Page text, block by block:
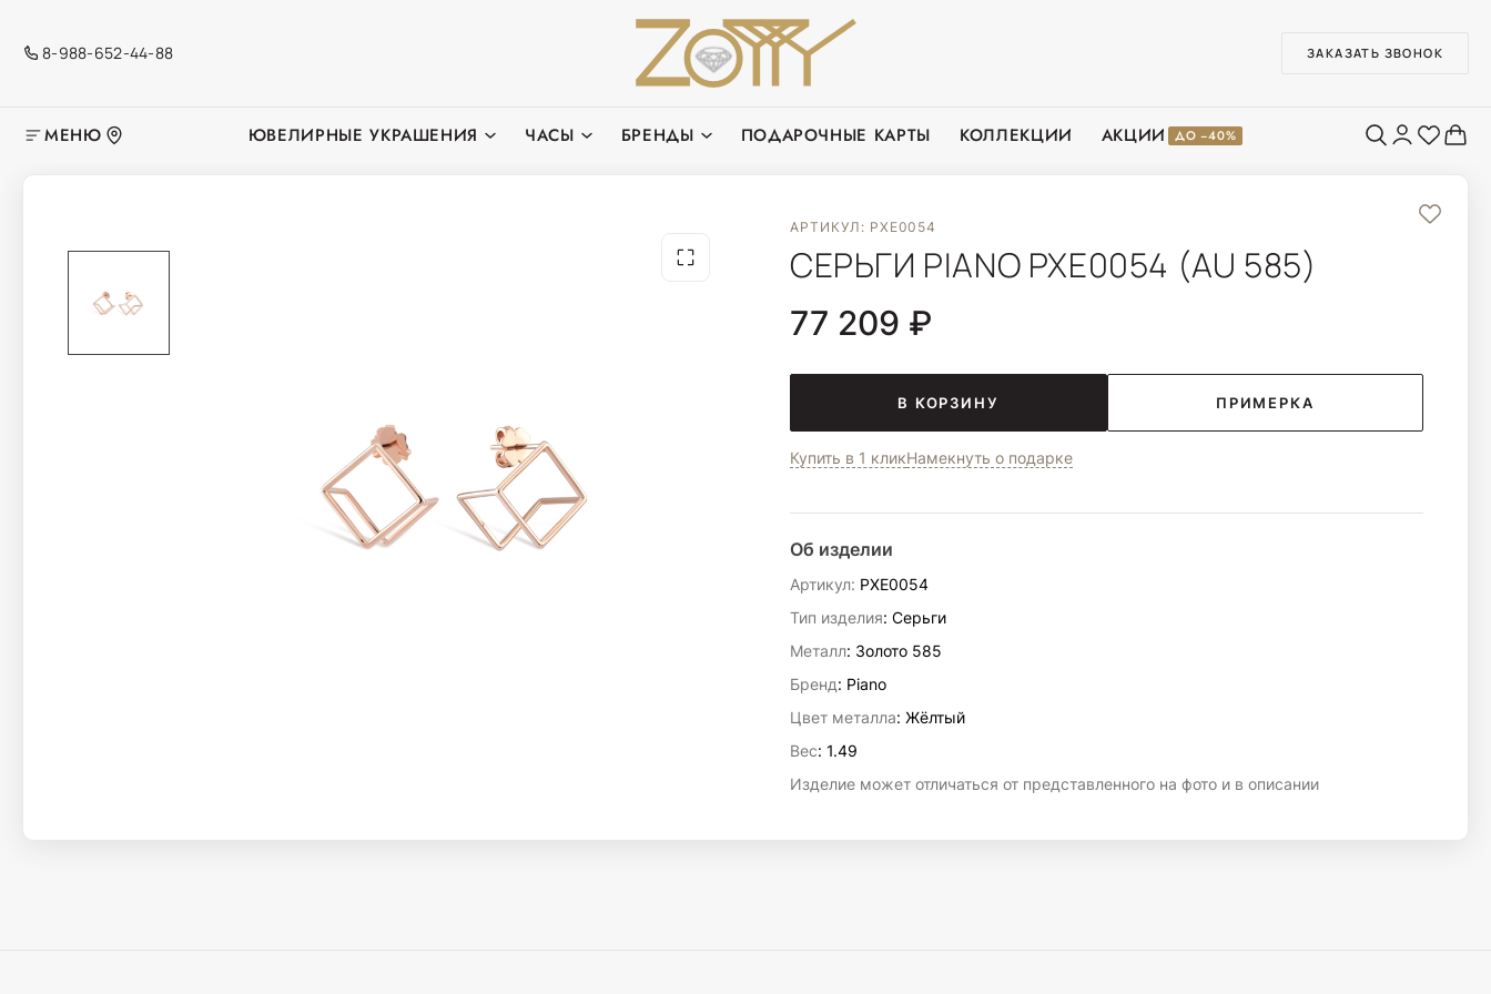
8-988-652-44-88 ЗАКАЗАТЬ ЗВОНОК
МЕНЮ ЮВЕЛИРНЫЕ УКРАШЕНИЯ ЧАСЫ БРЕНДЫ ПОДАРОЧНЫЕ КАРТЫ КОЛЛЕКЦИИ АКЦИИ ДО −40%
АРТИКУЛ: PXE0054
СЕРЬГИ PIANO PXE0054 (AU 585)
77 209 ₽
В КОРЗИНУ ПРИМЕРКА
Купить в 1 кликНамекнуть о подарке
Об изделии
Артикул: PXE0054
Тип изделия: Серьги
Металл: Золото 585
Бренд: Piano
Цвет металла: Жёлтый
Вес: 1.49
Изделие может отличаться от представленного на фото и в описании